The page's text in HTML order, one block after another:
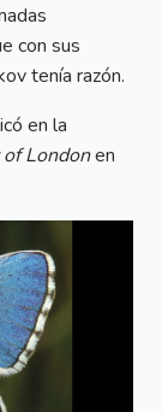
con sus
tenía razón.
en la
Londonen